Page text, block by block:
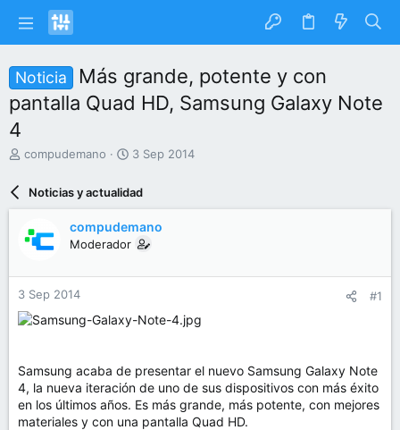
Noticia
Más grande, potente y con
pantalla Quad HD, Samsung Galaxy Note
4
I
a
r
d
e
l
m
a
compudemano
F
h
d
e
n
3 Sep 2014
Noticias y actualidad
compudemano
Moderador
3 Sep 2014 #1
Samsung acaba de presentar el nuevo Samsung Galaxy Note
4, la nueva iteración de uno de sus dispositivos con más éxito
en los últimos años. Es más grande, más potente, con mejores
materiales y con una pantalla Quad HD.